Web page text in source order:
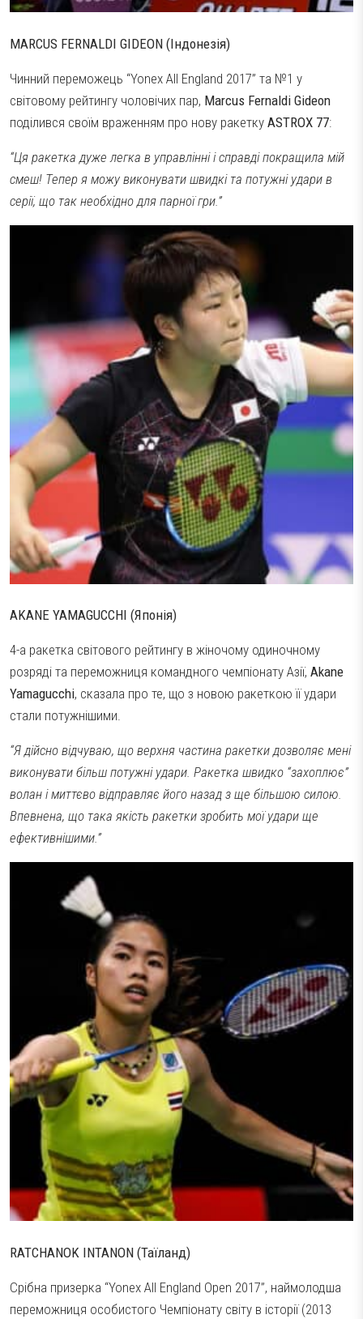
MARCUS FERNALDI GIDEON (Індонезія)
Чинний переможець “Yonex All England 2017” та №1 у
світовому рейтингу чоловічих пар, Marcus Fernaldi Gideon
поділився своїм враженням про нову ракетку ASTROX 77:
“Ця ракетка дуже легка в управлінні і справді покращила мій
смеш! Тепер я можу виконувати швидкі та потужні удари в
серії, що так необхідно для парної гри.”
AKANE YAMAGUCCHI (Японія)
4-а ракетка світового рейтингу в жіночому одиночному
розряді та переможниця командного чемпіонату Азії, Akane
Yamagucchi, сказала про те, що з новою ракеткою її удари
стали потужнішими.
“Я дійсно відчуваю, що верхня частина ракетки дозволяє мені
виконувати більш потужні удари. Ракетка швидко “захоплює”
волан і миттєво відправляє його назад з ще більшою силою.
Впевнена, що така якість ракетки зробить мої удари ще
ефективнішими.”
RATCHANOK INTANON (Таїланд)
Срібна призерка “Yonex All England Open 2017”, наймолодша
переможниця особистого Чемпіонату світу в історії (2013